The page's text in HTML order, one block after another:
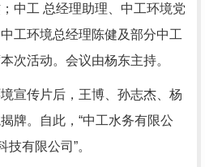
中工 总经理助理、中工环境党
工环境总经理陈健及部分中工
次活动。会议由杨东主持。
宣传片后，王博、孙志杰、杨
牌。自此，“中工水务有限公
技有限公司”。